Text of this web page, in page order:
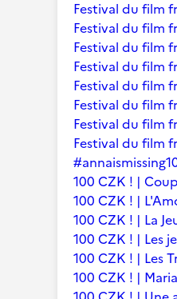
Festival du film
Festival du film
Festival du film
Festival du film
Festival du film
Festival du film
Festival du film
Festival du film
#annaismissing
100 CZK ! |
100 CZK ! |
100 CZK ! | La
100 CZK ! | Les
100 CZK ! | Les
100 CZK ! | Maria